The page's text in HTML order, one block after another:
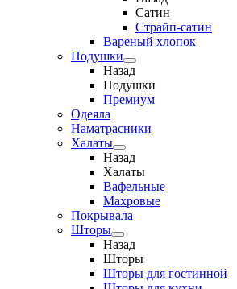
Сатин
Страйп-сатин
Вареный хлопок
Подушки
Назад
Подушки
Премиум
Одеяла
Наматрасники
Халаты
Назад
Халаты
Вафельные
Махровые
Покрывала
Шторы
Назад
Шторы
Шторы для гостинной